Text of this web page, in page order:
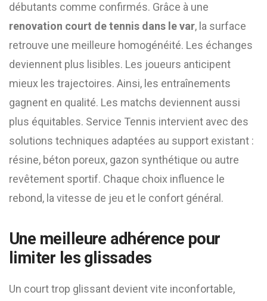
débutants comme confirmés. Grâce à une
renovation court de tennis dans le var, la surface
retrouve une meilleure homogénéité. Les échanges
deviennent plus lisibles. Les joueurs anticipent
mieux les trajectoires. Ainsi, les entraînements
gagnent en qualité. Les matchs deviennent aussi
plus équitables. Service Tennis intervient avec des
solutions techniques adaptées au support existant :
résine, béton poreux, gazon synthétique ou autre
revêtement sportif. Chaque choix influence le
rebond, la vitesse de jeu et le confort général.
Une meilleure adhérence pour
limiter les glissades
Un court trop glissant devient vite inconfortable,